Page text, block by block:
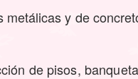
metálicas y de
de pisos,